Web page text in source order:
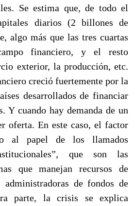
Se estima que, de todo el
diarios (2 billones de
algo más que las tres cuartas
financiero, y el resto
exterior, la producción, etc.
creció fuertemente por la
desarrollados de financiar
Y cuando hay demanda de un
oferta. En este caso, el factor
al papel de los llamados
que son las
que manejan recursos de
administradoras de fondos de
parte, la crisis se explica